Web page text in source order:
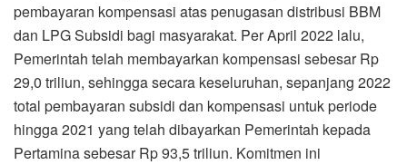
pembayaran kompensasi atas penugasan distribusi BBM
dan LPG Subsidi bagi masyarakat. Per April 2022 lalu,
Pemerintah telah membayarkan kompensasi sebesar Rp
29,0 triliun, sehingga secara keseluruhan, sepanjang 2022
total pembayaran subsidi dan kompensasi untuk periode
hingga 2021 yang telah dibayarkan Pemerintah kepada
Pertamina sebesar Rp 93,5 triliun. Komitmen ini